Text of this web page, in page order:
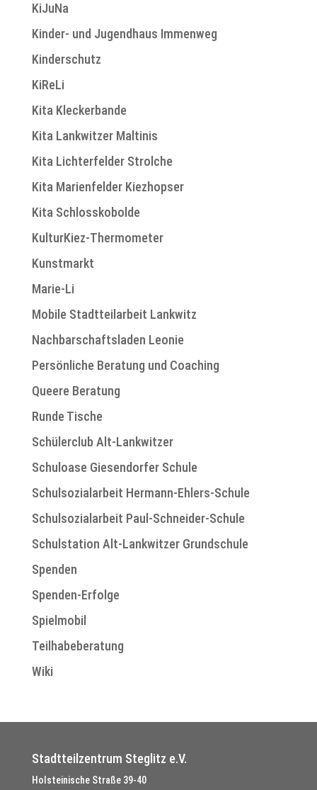
KiJuNa
Kinder- und Jugendhaus Immenweg
Kinderschutz
KiReLi
Kita Kleckerbande
Kita Lankwitzer Maltinis
Kita Lichterfelder Strolche
Kita Marienfelder Kiezhopser
Kita Schlosskobolde
KulturKiez-Thermometer
Kunstmarkt
Marie-Li
Mobile Stadtteilarbeit Lankwitz
Nachbarschaftsladen Leonie
Persönliche Beratung und Coaching
Queere Beratung
Runde Tische
Schülerclub Alt-Lankwitzer
Schuloase Giesendorfer Schule
Schulsozialarbeit Hermann-Ehlers-Schule
Schulsozialarbeit Paul-Schneider-Schule
Schulstation Alt-Lankwitzer Grundschule
Spenden
Spenden-Erfolge
Spielmobil
Teilhabeberatung
Wiki
Stadtteilzentrum Steglitz e.V.
Holsteinische Straße 39-40